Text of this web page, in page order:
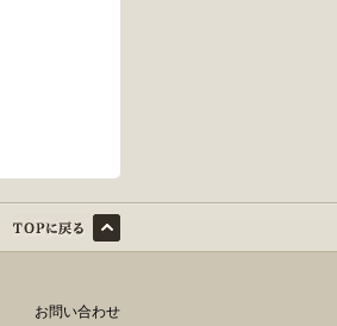
お問い合わせ